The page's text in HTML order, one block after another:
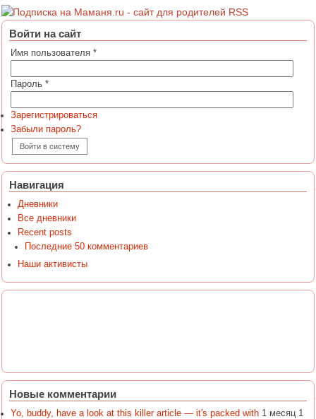
Войти на сайт
Имя пользователя *
Пароль *
Зарегистрироваться
Забыли пароль?
Навигация
Дневники
Все дневники
Recent posts
Последние 50 комментариев
Наши активисты
Новые комментарии
Yo, buddy, have a look at this killer article — it's packed with 1 месяц 1